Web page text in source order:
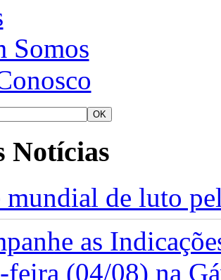
Somos
Notícias
de luto
as
feira (04/08) na